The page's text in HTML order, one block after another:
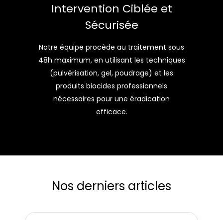
Intervention Ciblée et
Sécurisée
Notre équipe procède au traitement sous
48h maximum, en utilisant les techniques
(pulvérisation, gel, poudrage) et les
produits biocides professionnels
nécessaires pour une éradication
efficace.
Nos derniers articles